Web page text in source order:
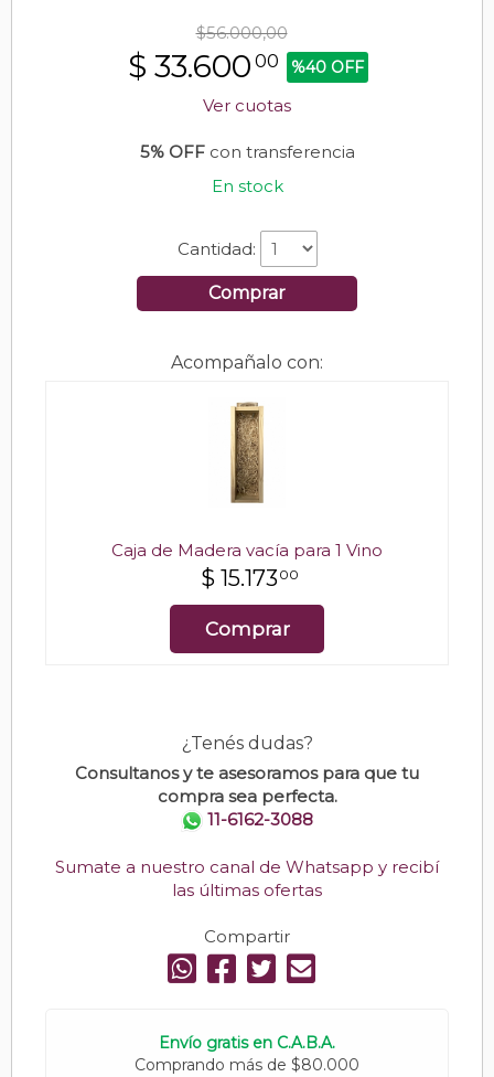
$56.000,00
$ 33.600 00 %40 OFF
Ver cuotas
5% OFFcon transferencia
En stock
Cantidad:
Comprar
Acompañalo con:
Caja de Madera vacía para 1 Vino
$ 15.173 00
Comprar
¿Tenés dudas?
Consultanos y te asesoramos para que tu
compra sea perfecta.
11-6162-3088
Sumate a nuestro canal de Whatsapp y recibí
las últimas ofertas
Compartir
Envío gratis en C.A.B.A.
Comprando más de $80.000